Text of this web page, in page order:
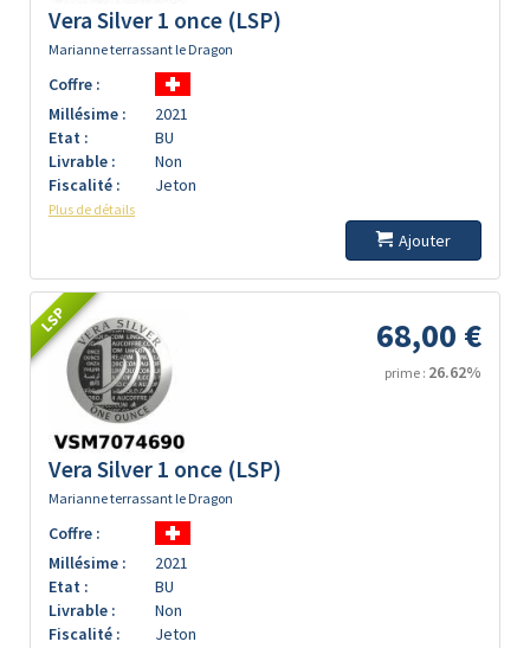
Vera Silver 1 once (LSP)
Marianne terrassant le Dragon
Coffre :
Millésime :
2021
Etat :
BU
Livrable :
Non
Fiscalité :
Jeton
Plus de détails
Ajouter
LSP 68,00 €
prime : 26.62%
Vera Silver 1 once (LSP)
Marianne terrassant le Dragon
Coffre :
Millésime :
2021
Etat :
BU
Livrable :
Non
Fiscalité :
Jeton